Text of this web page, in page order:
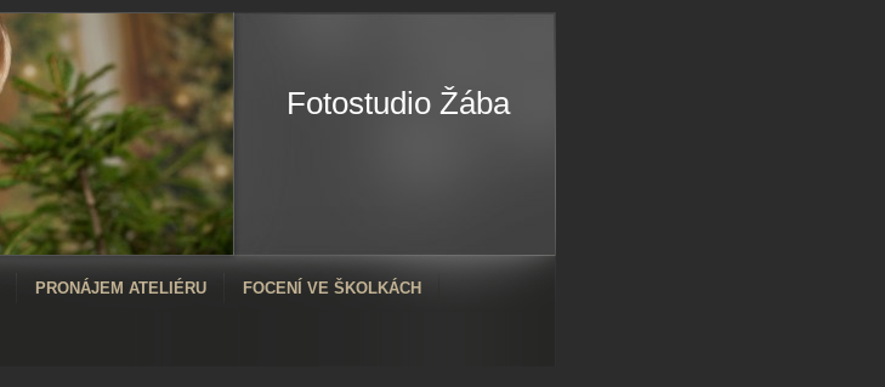
Fotostudio Žába
PRONÁJEM ATELIÉRU FOCENÍ VE ŠKOLKÁCH